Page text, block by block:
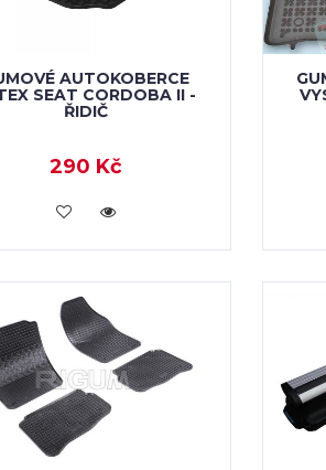
AUTOKOBERCE
SEAT CORDOBA II -
ŘIDIČ
290 Kč
VLOŽIT DO KOŠÍKU